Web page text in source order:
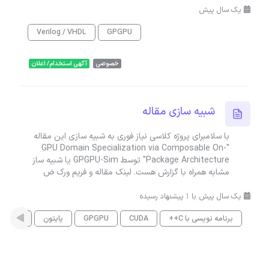
یک سال پیش
GPGPU
Verilog / VHDL
خصوصی آگهی استخدام/ اعلان
شبیه سازی مقاله
با سلامبرای پروژه کلاسی نیاز فوری به شبیه سازی این مقاله
"GPU Domain Specialization via Composable On-
Package Architecture" توسط GPGPU-Sim یا شبیه ساز
مشابه همراه با گزارش هست. لینک مقاله و فریم ورک ض
یک سال پیش با 1 پیشنهاد رسیده
برنامه نویسی با C++
CUDA
GPGPU پایتون شبیه